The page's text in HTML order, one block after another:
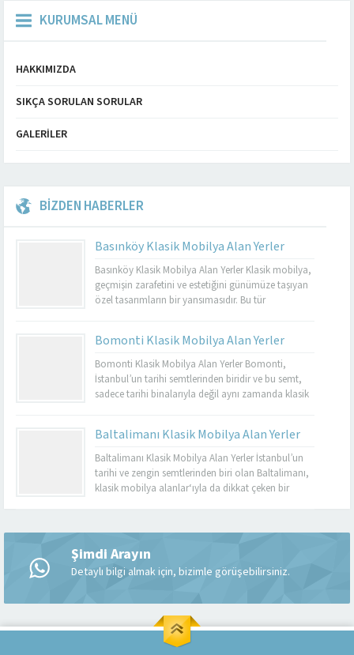
KURUMSAL MENÜ
HAKKIMIZDA
SIKÇA SORULAN SORULAR
GALERILER
BİZDEN HABERLER
Basınköy Klasik Mobilya Alan Yerler
Basınköy Klasik Mobilya Alan Yerler Klasik mobilya,
geçmişin zarafetini ve estetiğini günümüze taşıyan
özel tasarımların bir yansımasıdır. Bu tür
mobilya alan yerler, bu tür özel parçaları
değerlendirmek isteyenler için mükemmel bir
seçenektir. Eğer siz de eski mobilyalarınızı satmayı...
Bomonti Klasik Mobilya Alan Yerler
Bomonti Klasik Mobilya Alan Yerler Bomonti,
İstanbul’un tarihi semtlerinden biridir ve bu semt,
sadece tarihi binalarıyla değil aynı zamanda klasik
bir semt olup, bu semtte klasik mobilyaları sevenler
için birçok seçenek sunmaktadır. Bomonti klasik
mobilya...
Baltalimanı Klasik Mobilya Alan Yerler
Baltalimanı Klasik Mobilya Alan Yerler İstanbul’un
tarihi ve zengin semtlerinden biri olan Baltalimanı,
klasik mobilya alanlar‘ıyla da dikkat çeken bir
mobilya ürünlerini bulabileceğiniz birçok
mağazaya ev sahipliği yapmaktadır. Bu makalede,
Baltalimanı klasik mobilya alan yerler hakkında...
Şimdi Arayın
Detaylı bilgi almak için, bizimle görüşebilirsiniz.
Cevap Yaz